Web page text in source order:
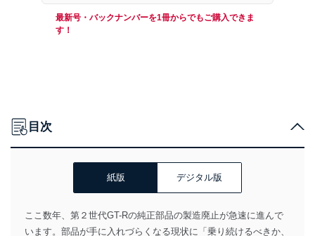
最新号・バックナンバーを1冊からでもご購入できま
す！
目次
紙版 デジタル版
ここ数年、第２世代GT-Rの純正部品の製造廃止が急速に進んで
います。部品が手に入れづらくなる現状に「乗り続けるべきか、